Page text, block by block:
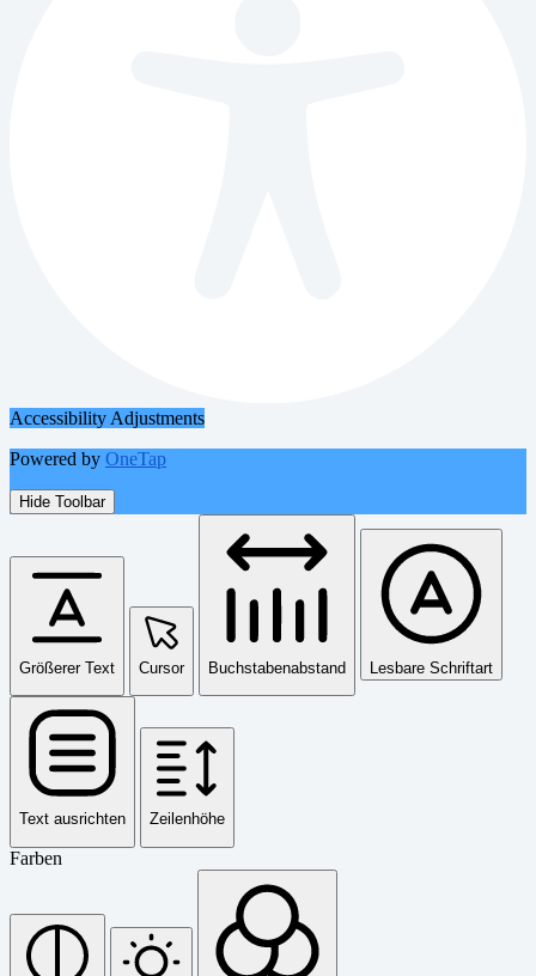
Accessibility Adjustments
Powered by OneTap
Hide Toolbar
Größerer Text Cursor Buchstabenabstand Lesbare Schriftart
Text ausrichten Zeilenhöhe
Farben